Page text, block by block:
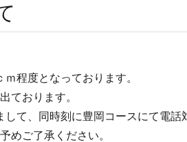
程度となっております。
ております。
て、同時刻に豊岡コースにて電話
めご了承ください。